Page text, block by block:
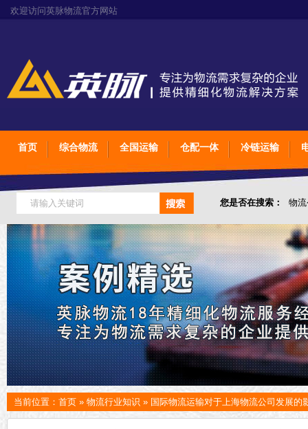
欢迎访问英脉物流官方网站
首页 综合物流 全国运输 仓配一体 冷链运输
您是否在搜索： 物
仓储综合专业定制物
当前位置： 首页 » 物流行业知识 » 国际物流运输对于上海物流公司发展的